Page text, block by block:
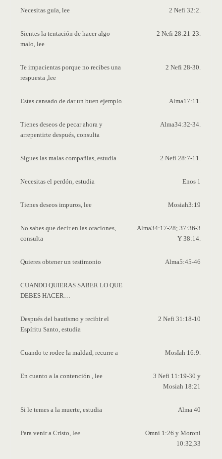
Necesitas guía, lee 2 Nefi 32:2.
Sientes la tentación de hacer algo
malo, lee
2 Nefi 28:21-23.
Te impacientas porque no recibes una
respuesta ,lee
2 Nefi 28-30.
Estas cansado de dar un buen ejemplo Alma17:11.
Tienes deseos de pecar ahora y
arrepentirte después, consulta
Alma34:32-34.
Sigues las malas compañias, estudia 2 Nefi 28:7-11.
Necesitas el perdón, estudia Enos 1
Tienes deseos impuros, lee Mosiah3:19
No sabes que decir en las oraciones,
consulta
Alma34:17-28; 37:36-3
Y 38:14.
Quieres obtener un testimonio Alma5:45-46
CUANDO QUIERAS SABER LO QUE
DEBES HACER…
Después del bautismo y recibir el
Espíritu Santo, estudia
2 Nefi 31:18-10
Cuando te rodee la maldad, recurre a MosIah 16:9.
En cuanto a la contención , lee
3 Nefi 11:19-30 y
Mosiah 18:21
Si le temes a la muerte, estudia Alma 40
Para venir a Cristo, lee
Omni 1:26 y Moroni
10:32,33